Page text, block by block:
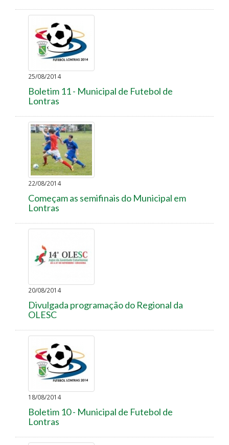
25/08/2014
Boletim 11 - Municipal de Futebol de
Lontras
22/08/2014
Começam as semifinais do Municipal em
Lontras
20/08/2014
Divulgada programação do Regional da
OLESC
18/08/2014
Boletim 10 - Municipal de Futebol de
Lontras